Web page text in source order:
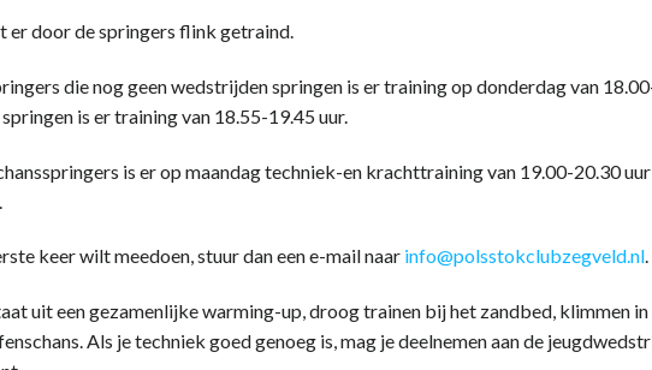
er door de springers flink getraind.
die nog geen wedstrijden springen is er training op donderdag van
is er training van 18.55-19.45 uur.
is er op maandag techniek-en krachttraining van 19.00-20.30
keer wilt meedoen, stuur dan een e-mail naar info@polsstokclubzegveld.nl.
uit een gezamenlijke warming-up, droog trainen bij het zandbed, klimmen
Als je techniek goed genoeg is, mag je deelnemen aan de